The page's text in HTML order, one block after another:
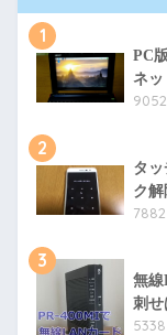
1
PC
ネッ
2
タ
ク解
3
無
刺